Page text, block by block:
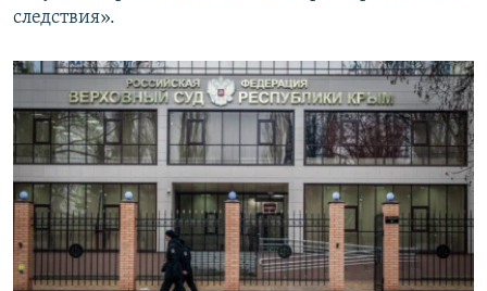
следствия».